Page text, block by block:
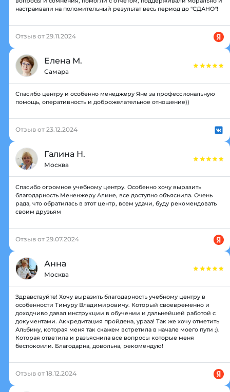
настраивали на положительный результат весь период до "СДАНО"!
Отзыв от 29.11.2024
Елена М.
Самара
Спасибо центру и особенно менеджеру Яне за профессиональную
помощь, оперативность и доброжелательное отношение))
Отзыв от 23.12.2024
Галина Н.
Москва
Спасибо огромное учебному центру. Особенно хочу выразить
благодарность Мененжеру Алине, все доступно объяснила. Очень
рада, что обратилась в этот центр, всем удачи, буду рекомендовать
своим друзьям
Отзыв от 29.07.2024
Анна
Москва
Здравствуйте! Хочу выразить благодарность учебному центру в
особенности Тимуру Владимировичу. Который своевременно и
доходчиво давал инструкции в обучении и дальнейшей работой с
документами. Аккредитация пройдена, урааа! Так же хочу отметить
Альбину, которая меня так скажем встретила в начале моего пути ;).
Которая ответила и разъяснила все вопросы которые меня
беспокоили. Благодарна, довольна, рекомендую!
Отзыв от 18.12.2024